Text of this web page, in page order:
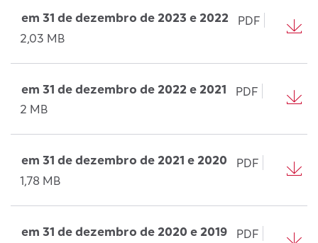
em 31 de dezembro de 2023 e 2022
PDF
2,03 MB
em 31 de dezembro de 2022 e 2021
PDF
2 MB
em 31 de dezembro de 2021 e 2020
PDF
1,78 MB
em 31 de dezembro de 2020 e 2019
PDF